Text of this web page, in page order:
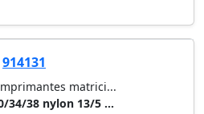
914131
matrici...
34/38 nylon 13/5 ...